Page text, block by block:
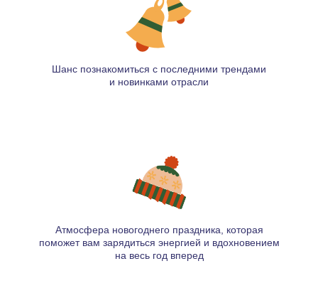
Шанс познакомиться с последними трендами
и новинками отрасли
Атмосфера новогоднего праздника, которая
поможет вам зарядиться энергией и вдохновением
на весь год вперед